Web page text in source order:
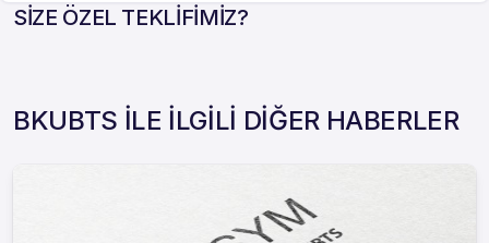
SİZE ÖZEL TEKLİFİMİZ?
BKUBTS İLE İLGİLİ DİĞER HABERLER